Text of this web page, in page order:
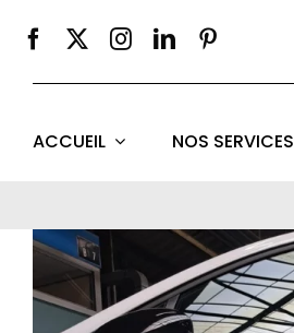
ACCUEIL NOS SERVICES
Voir
l'image
agrandie